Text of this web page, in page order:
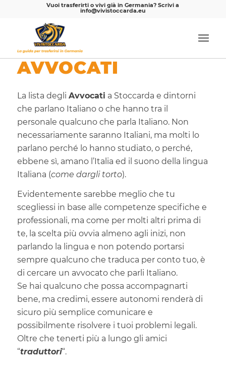
Vuoi trasferirti o vivi già in Germania? Scrivi a
info@vivistoccarda.eu
AVVOCATI
La lista degli Avvocati a Stoccarda e dintorni
che parlano Italiano o che hanno tra il
personale qualcuno che parla Italiano. Non
necessariamente saranno Italiani, ma molti lo
parlano perché lo hanno studiato, o perché,
ebbene sì, amano l’Italia ed il suono della lingua
Italiana (come dargli torto).
Evidentemente sarebbe meglio che tu
scegliessi in base alle competenze specifiche e
professionali, ma come per molti altri prima di
te, la scelta più ovvia almeno agli inizi, non
parlando la lingua e non potendo portarsi
sempre qualcuno che traduca per conto tuo, è
di cercare un avvocato che parli Italiano.
Se hai qualcuno che possa accompagnarti
bene, ma credimi, essere autonomi renderà di
sicuro più semplice comunicare e
possibilmente risolvere i tuoi problemi legali.
Oltre che tenerti più a lungo gli amici
“traduttori“.